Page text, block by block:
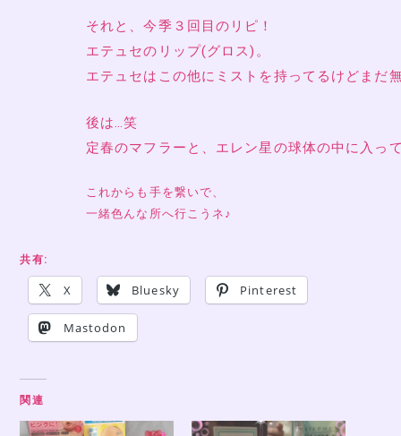
それと、今季３回目のリピ！
エテュセのリップ(グロス)。
エテュセはこの他にミストを持ってるけどまだ
後は…笑
定春のマフラーと、エレン星の球体の中に入っ
これからも手を繋いで、
一緒色んな所へ行こうネ♪
共有:
X Bluesky Pinterest
Mastodon
関連